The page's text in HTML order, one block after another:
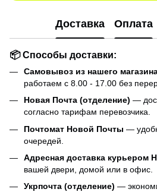
Доставка Оплата
📦 Способы доставки:
Самовывоз из нашего
работаем с 8.00 - 17.00 без
Новая Почта (отделение) —
согласно тарифам перевозчика.
Почтомат Новой Почты —
очередей.
Адресная доставка курьером
вашей двери, домой или в офис.
Укрпочта (отделение) —